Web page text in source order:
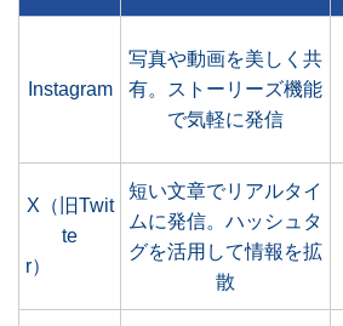
Instagram
写真や動画を美しく共
有。ストーリーズ機能
で気軽に発信
X（旧Twit
te
r）
短い文章でリアルタイ
ムに発信。ハッシュタ
グを活用して情報を拡
散